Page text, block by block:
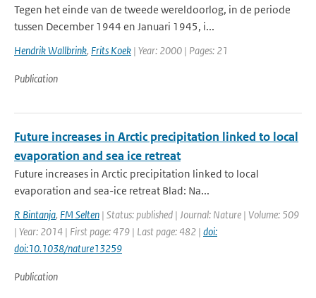
Tegen het einde van de tweede wereldoorlog, in de periode
tussen December 1944 en Januari 1945, i...
Hendrik Wallbrink, Frits Koek | Year: 2000 | Pages: 21
Publication
Future increases in Arctic precipitation linked to local
evaporation and sea ice retreat
Future increases in Arctic precipitation linked to local
evaporation and sea-ice retreat Blad: Na...
R Bintanja, FM Selten | Status: published | Journal: Nature | Volume: 509
| Year: 2014 | First page: 479 | Last page: 482 | doi:
doi:10.1038/nature13259
Publication